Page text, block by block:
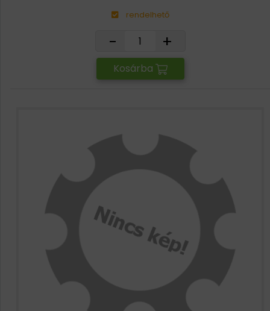
rendelhető
- +
Kosárba